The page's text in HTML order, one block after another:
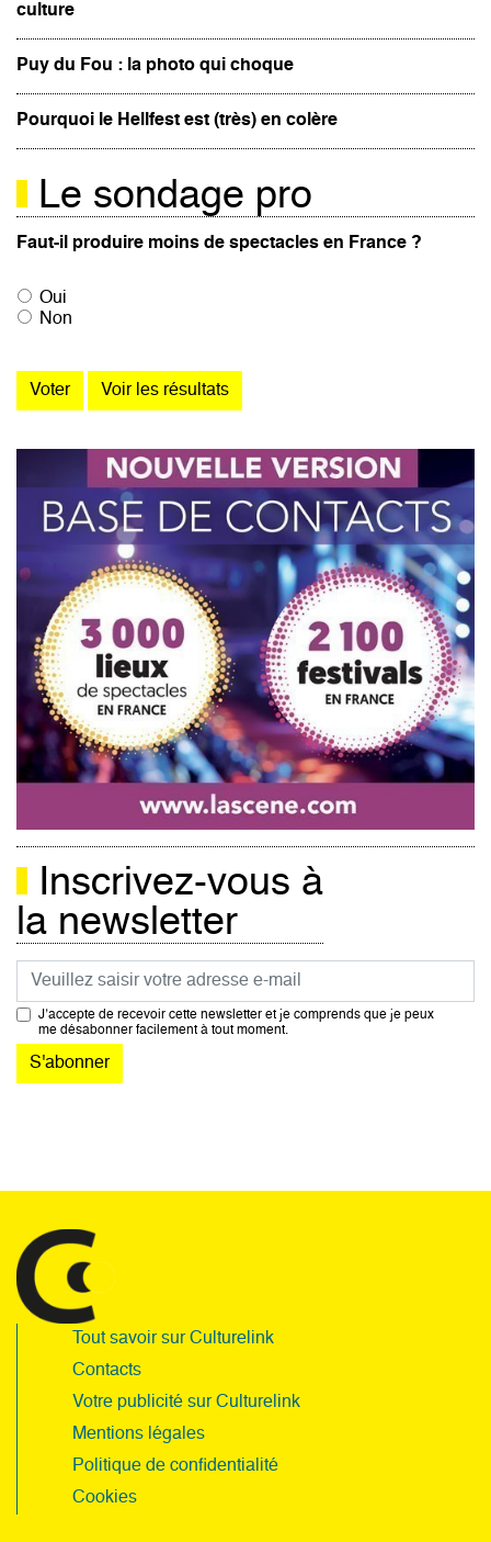
culture
Puy du Fou : la photo qui choque
Pourquoi le Hellfest est (très) en colère
Le sondage pro
Faut-il produire moins de spectacles en France ?
Oui
Non
Inscrivez-vous à
la newsletter
Courriel
J’accepte de recevoir cette newsletter et je comprends que je peux
me désabonner facilement à tout moment.
Tout savoir sur Culturelink
Contacts
Votre publicité sur Culturelink
Mentions légales
Politique de confidentialité
Cookies